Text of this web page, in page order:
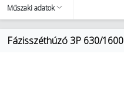
Műszaki adatok
Fázisszéthúzó 3P 630/